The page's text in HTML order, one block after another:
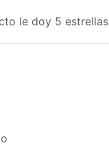
le doy 5 estrellas